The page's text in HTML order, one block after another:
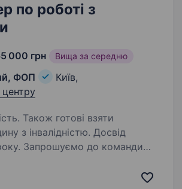
по роботі з
000 грн Вища за середню
ФОП
Київ,
Також готові взяти
з інвалідністю. Досвід
команди
по роботі з клієнтами